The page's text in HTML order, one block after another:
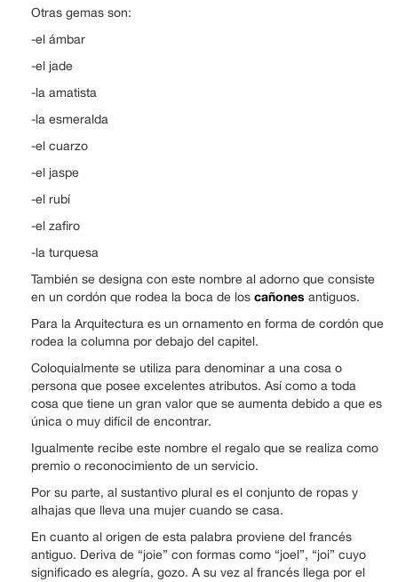
Otras gemas son:
-el ámbar
-el jade
-la amatista
-la esmeralda
-el cuarzo
-el jaspe
-el rubí
-el zafiro
-la turquesa
También se designa con este nombre al adorno que consiste
en un cordón que rodea la boca de los cañones antiguos.
Para la Arquitectura es un ornamento en forma de cordón que
rodea la columna por debajo del capitel.
Coloquialmente se utiliza para denominar a una cosa o
persona que posee excelentes atributos. Así como a toda
cosa que tiene un gran valor que se aumenta debido a que es
única o muy difícil de encontrar.
Igualmente recibe este nombre el regalo que se realiza como
premio o reconocimiento de un servicio.
Por su parte, al sustantivo plural es el conjunto de ropas y
alhajas que lleva una mujer cuando se casa.
En cuanto al origen de esta palabra proviene del francés
antiguo. Deriva de “joie” con formas como “joel”, “joi” cuyo
significado es alegría, gozo. A su vez al francés llega por el